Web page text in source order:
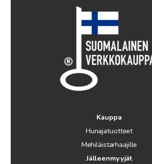
Kauppa
Hunajatuotteet
Mehiläistarhaajille
Jälleenmyyjät